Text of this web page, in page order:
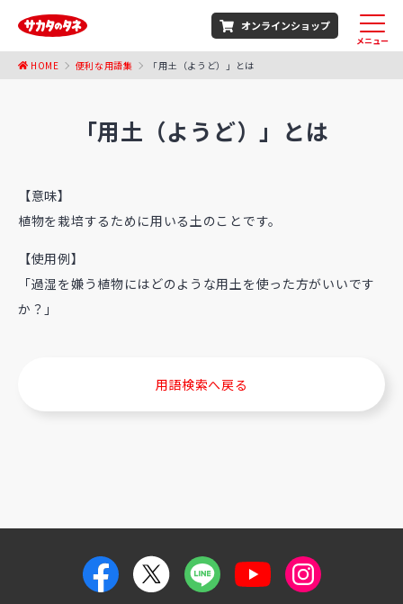
オンラインショップ
メニュー
HOME 便利な用語集 「用土（ようど）」とは
「用土（ようど）」とは
【意味】
植物を栽培するために用いる土のことです。
【使用例】
「過湿を嫌う植物にはどのような用土を使った方がいいです
か？」
用語検索へ戻る